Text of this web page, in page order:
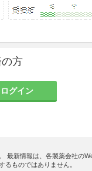
方
ログイン
最新情報は、各製薬会社の
るものではありません。